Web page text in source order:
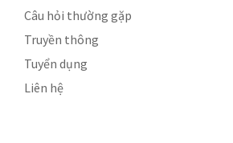
Câu hỏi thường gặp
Truyền thông
Tuyển dụng
Liên hệ